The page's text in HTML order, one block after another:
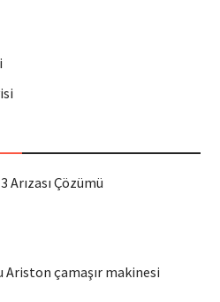
Arızası Çözümü
Ariston çamaşır makinesi